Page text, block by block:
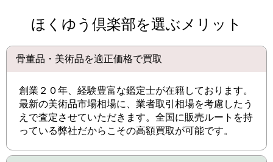
ほくゆう倶楽部を選ぶメリット
骨董品・美術品を適正価格で買取
創業２０年、経験豊富な鑑定士が在籍しております。
最新の美術品市場相場に、業者取引相場を考慮したう
えで査定させていただきます。全国に販売ルートを持
っている弊社だからこその高額買取が可能です。